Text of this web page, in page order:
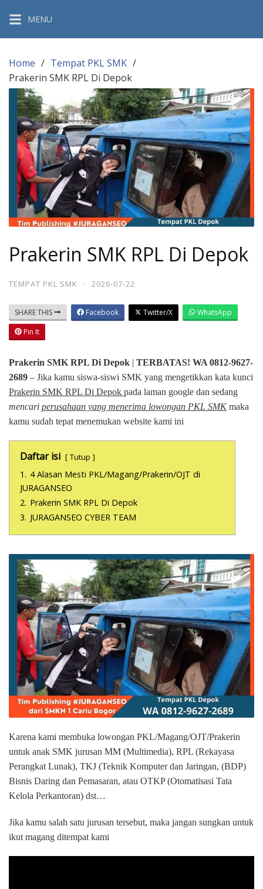
content
MENU
Home
Tempat PKL SMK
Prakerin SMK RPL Di Depok
Prakerin SMK RPL Di Depok
TEMPAT PKL SMK · 2026-07-22
SHARE THIS Facebook Twitter/X
WhatsApp
Pin It
Prakerin SMK RPL Di Depok | TERBATAS! WA 0812-9627-
2689 – Jika kamu siswa-siswi SMK yang mengetikkan kata kunci
Prakerin SMK RPL Di Depok pada laman google dan sedang
mencari perusahaan yang menerima lowongan PKL SMKmaka
kamu sudah tepat menemukan website kami ini
Daftar isi Tutup
1. 4 Alasan Mesti PKL/Magang/Prakerin/OJT di
JURAGANSEO
2. Prakerin SMK RPL Di Depok
3. JURAGANSEO CYBER TEAM
Karena kami membuka lowongan PKL/Magang/OJT/Prakerin
untuk anak SMK jurusan MM (Multimedia), RPL (Rekayasa
Perangkat Lunak), TKJ (Teknik Komputer dan Jaringan, (BDP)
Bisnis Daring dan Pemasaran, atau OTKP (Otomatisasi Tata
Kelola Perkantoran) dst…
Jika kamu salah satu jurusan tersebut, maka jangan sungkan untuk
ikut magang ditempat kami